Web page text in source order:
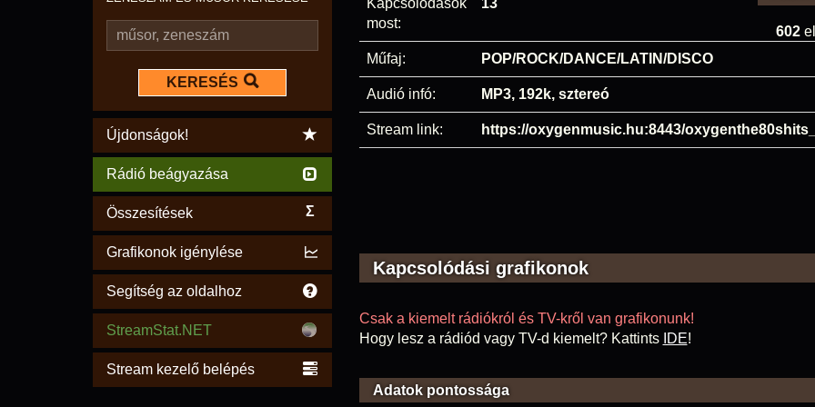
KERESÉS
Újdonságok!
Rádió beágyazása
Összesítések Σ
Grafikonok igénylése
Segítség az oldalhoz
StreamStat.NET
Stream kezelő belépés
Kapcsolódások
most:
13
Műfaj: POP/ROCK/DANCE/LATIN/DISCO
Audió infó: MP3, 192k, sztereó
Stream link: https://oxygenmusic.hu:8443/
602
Kapcsolódási grafikonok
Csak a kiemelt rádiókról és TV-kről van grafikonunk!
Hogy lesz a rádiód vagy TV-d kiemelt? Kattints IDE!
Adatok pontossága